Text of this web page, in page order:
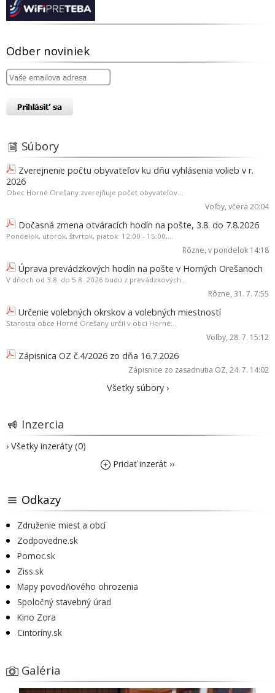
Odber noviniek
Súbory
Zverejnenie počtu obyvateľov ku dňu vyhlásenia volieb v r.
2026
Obec Horné Orešany zverejňuje počet obyvateľov...
Voľby, včera 20:04
Dočasná zmena otváracích hodín na pošte, 3.8. do 7.8.2026
Pondelok, utorok, štvrtok, piatok: 12:00 - 15:00,...
Rôzne, v pondelok 14:18
Úprava prevádzkových hodín na pošte v Horných Orešanoch
V dňoch od 3.8. do 5.8. 2026 budú z prevádzkových...
Rôzne, 31. 7. 7:55
Určenie volebných okrskov a volebných miestností
Starosta obce Horné Orešany určil v obci Horné...
Voľby, 28. 7. 15:12
Zápisnica OZ č.4/2026 zo dňa 16.7.2026
Zápisnice zo zasadnutia OZ, 24. 7. 14:02
Všetky súbory ›
Inzercia
› Všetky inzeráty (0)
Pridať inzerát ››
Odkazy
Združenie miest a obcí
Zodpovedne.sk
Pomoc.sk
Ziss.sk
Mapy povodňového ohrozenia
Spoločný stavebný úrad
Kino Zora
Cintoríny.sk
Galéria